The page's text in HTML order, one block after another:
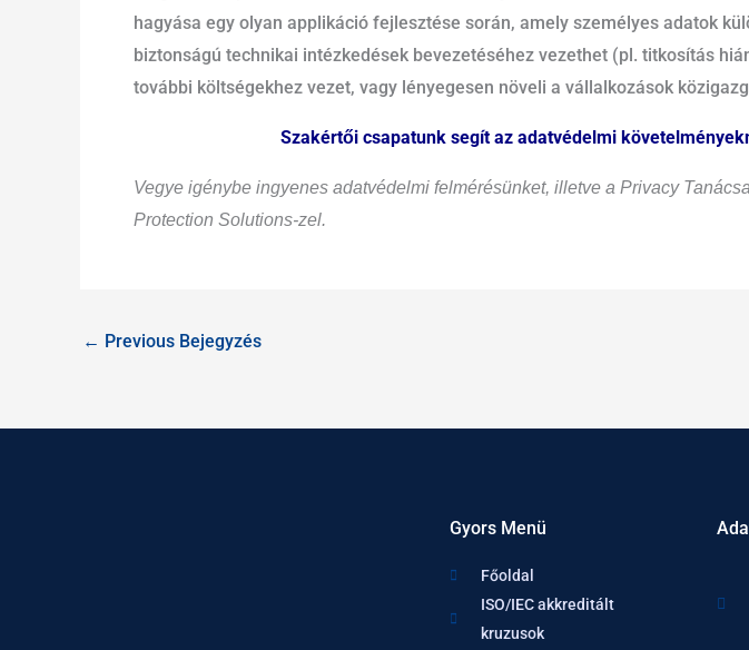
hagyása egy olyan applikáció fejlesztése során, amely személyes adatok
biztonságú technikai intézkedések bevezetéséhez vezethet (pl. titkosítás
további költségekhez vezet, vagy lényegesen növeli a vállalkozások
Szakértői csapatunk segít az adatvédelmi
Vegye igénybe ingyenes adatvédelmi felmérésünket, illetve a Privacy
Protection Solutions-zel.
← Previous Bejegyzés
Gyors Menü
Főoldal
ISO/IEC akkreditált
kruzusok